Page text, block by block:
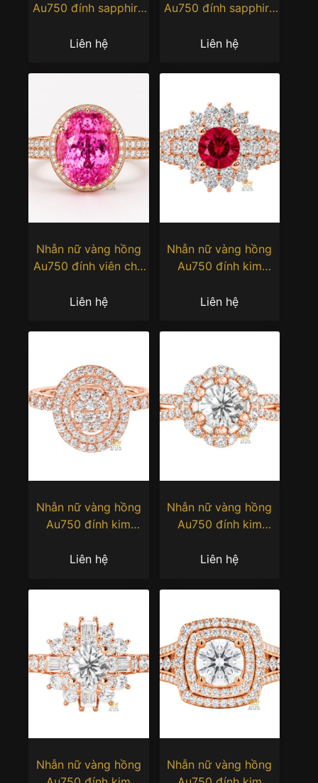
Au750 đính sapphire
Liên hệ
Au750 đính sapphire
Liên hệ
Nhẫn nữ vàng hồng
Au750 đính viên chủ
Liên hệ
Nhẫn nữ vàng hồng
Au750 đính kim
Liên hệ
Nhẫn nữ vàng hồng
Au750 đính kim
Liên hệ
Nhẫn nữ vàng hồng
Au750 đính kim
Liên hệ
Nhẫn nữ vàng hồng
Nhẫn nữ vàng hồng